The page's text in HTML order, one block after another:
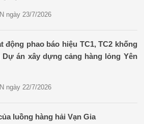
ngày 23/7/2026
động phao báo hiệu TC1, TC2 khống
án xây dựng cảng hàng lỏng Yên
ngày 22/7/2026
luồng hàng hải Vạn Gia